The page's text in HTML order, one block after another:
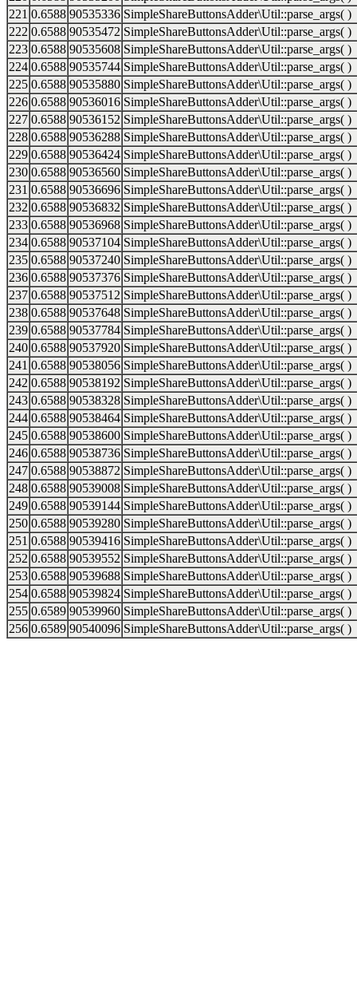
221 0.6588 90535336 SimpleShareButtonsAdder\Util::parse_args( )
222 0.6588 90535472 SimpleShareButtonsAdder\Util::parse_args( )
223 0.6588 90535608 SimpleShareButtonsAdder\Util::parse_args( )
224 0.6588 90535744 SimpleShareButtonsAdder\Util::parse_args( )
225 0.6588 90535880 SimpleShareButtonsAdder\Util::parse_args( )
226 0.6588 90536016 SimpleShareButtonsAdder\Util::parse_args( )
227 0.6588 90536152 SimpleShareButtonsAdder\Util::parse_args( )
228 0.6588 90536288 SimpleShareButtonsAdder\Util::parse_args( )
229 0.6588 90536424 SimpleShareButtonsAdder\Util::parse_args( )
230 0.6588 90536560 SimpleShareButtonsAdder\Util::parse_args( )
231 0.6588 90536696 SimpleShareButtonsAdder\Util::parse_args( )
232 0.6588 90536832 SimpleShareButtonsAdder\Util::parse_args( )
233 0.6588 90536968 SimpleShareButtonsAdder\Util::parse_args( )
234 0.6588 90537104 SimpleShareButtonsAdder\Util::parse_args( )
235 0.6588 90537240 SimpleShareButtonsAdder\Util::parse_args( )
236 0.6588 90537376 SimpleShareButtonsAdder\Util::parse_args( )
237 0.6588 90537512 SimpleShareButtonsAdder\Util::parse_args( )
238 0.6588 90537648 SimpleShareButtonsAdder\Util::parse_args( )
239 0.6588 90537784 SimpleShareButtonsAdder\Util::parse_args( )
240 0.6588 90537920 SimpleShareButtonsAdder\Util::parse_args( )
241 0.6588 90538056 SimpleShareButtonsAdder\Util::parse_args( )
242 0.6588 90538192 SimpleShareButtonsAdder\Util::parse_args( )
243 0.6588 90538328 SimpleShareButtonsAdder\Util::parse_args( )
244 0.6588 90538464 SimpleShareButtonsAdder\Util::parse_args( )
245 0.6588 90538600 SimpleShareButtonsAdder\Util::parse_args( )
246 0.6588 90538736 SimpleShareButtonsAdder\Util::parse_args( )
247 0.6588 90538872 SimpleShareButtonsAdder\Util::parse_args( )
248 0.6588 90539008 SimpleShareButtonsAdder\Util::parse_args( )
249 0.6588 90539144 SimpleShareButtonsAdder\Util::parse_args( )
250 0.6588 90539280 SimpleShareButtonsAdder\Util::parse_args( )
251 0.6588 90539416 SimpleShareButtonsAdder\Util::parse_args( )
252 0.6588 90539552 SimpleShareButtonsAdder\Util::parse_args( )
253 0.6588 90539688 SimpleShareButtonsAdder\Util::parse_args( )
254 0.6588 90539824 SimpleShareButtonsAdder\Util::parse_args( )
255 0.6589 90539960 SimpleShareButtonsAdder\Util::parse_args( )
256 0.6589 90540096 SimpleShareButtonsAdder\Util::parse_args( )